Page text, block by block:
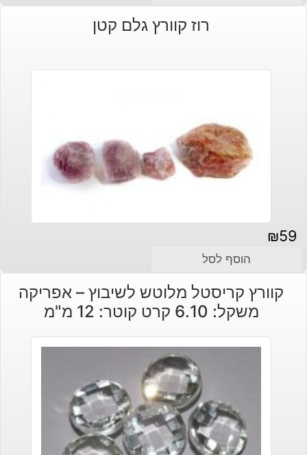
רוז קוורץ גלם קטן
₪59
הוסף לסל
קוורץ קריסטל מלוטש לשיבוץ – אפריקה
משקל: 6.10 קרט קוטר: 12 מ"מ